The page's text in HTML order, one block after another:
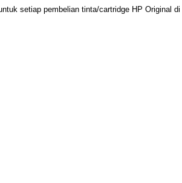
setiap pembelian tinta/cartridge HP Original